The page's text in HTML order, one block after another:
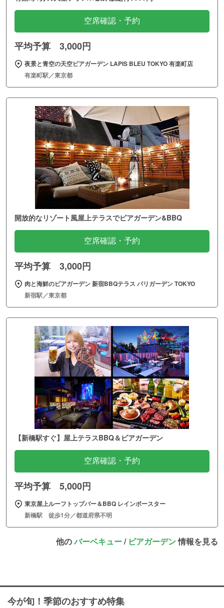
空席確認・予約
平均予算 3,000円
夜景と青空の天空ビアガーデン LAPIS BLEU TOKYO 有楽町店
有楽町駅／東京都
開放的なリゾート風屋上テラスでビアガーデン&BBQ
空席確認・予約
平均予算 3,000円
肉と海鮮のビアガーデン 新宿BBQテラス バリガーデン TOKYO
新宿駅／東京都
【新橋駅すぐ】屋上テラスBBQ＆ビアガーデン
空席確認・予約
平均予算 5,000円
東京屋上ルーフトップバー＆BBQ レインボースター
新橋駅 徒歩1分／都道府県不明
他のバーベキュー/ ビアガーデン情報を見る
今が旬！季節のおすすめ特集